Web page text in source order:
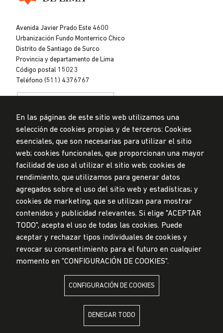
de
Lima
Avenida Javier Prado Este 4600
Urbanización Fundo Monterrico Chico
Distrito de Santiago de Surco
Provincia y departamento de Lima
Código postal 15023
Teléfono (511) 4376767
Privacidad de datos personales
Mesa de partes
© Universidad de Lima, 2024
Todos los derechos reservados
Diseñado porPartners
LA UNIVERSIDAD DE LIMA ES MIEMBRO DE
LA UNIVERSIDAD DE LIMA ESTÁ AFILIADA A
En las páginas de este sitio web utilizamos una
selección de cookies propias y de terceros: Cookies
esenciales, que son necesarias para utilizar el sitio
web; cookies funcionales, que proporcionan una mayor
facilidad de uso al utilizar el sitio web; cookies de
rendimiento, que utilizamos para generar datos
agregados sobre el uso del sitio web y estadísticas; y
cookies de marketing, que se utilizan para mostrar
contenidos y publicidad relevantes. Si elige "ACEPTAR
TODO", acepta el uso de todas las cookies. Puede
aceptar y rechazar tipos individuales de cookies y
revocar su consentimiento para el futuro en cualquier
momento en "CONFIGURACIÓN DE COOKIES".
CONFIGURACIÓN DE COOKIES
DENEGAR TODO